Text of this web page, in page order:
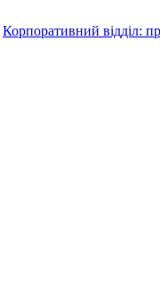
Корпоративний відділ: